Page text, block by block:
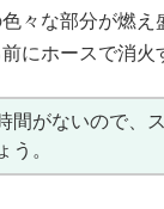
々な部分が燃え
にホースで消火
間がないので、
う。